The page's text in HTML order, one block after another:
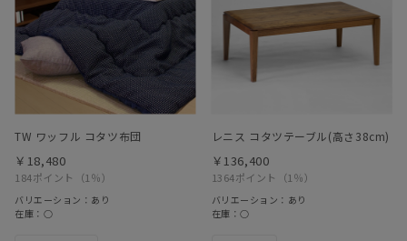
TW ワッフル コタツ布団
184ポイント （1％）
￥18,480
バリエーション：あり
在庫：○
レニス コタツテーブル(高さ38cm)
1364ポイント （1％）
￥136,400
バリエーション：あり
在庫：○